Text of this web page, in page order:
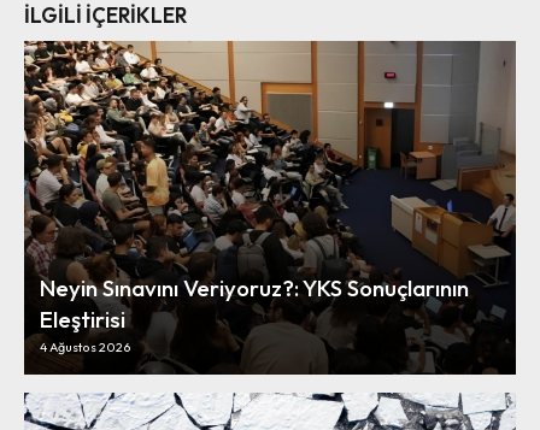
İLGİLİ İÇERİKLER
Neyin Sınavını Veriyoruz?: YKS Sonuçlarının
Eleştirisi
4 Ağustos 2026